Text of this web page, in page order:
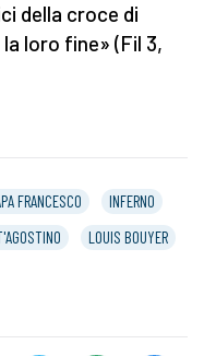
della croce di
loro fine» (Fil 3,
FRANCESCO
INFERNO
LOUIS BOUYER